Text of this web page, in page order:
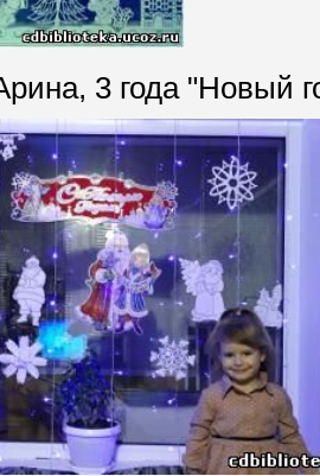
3 года "Новый